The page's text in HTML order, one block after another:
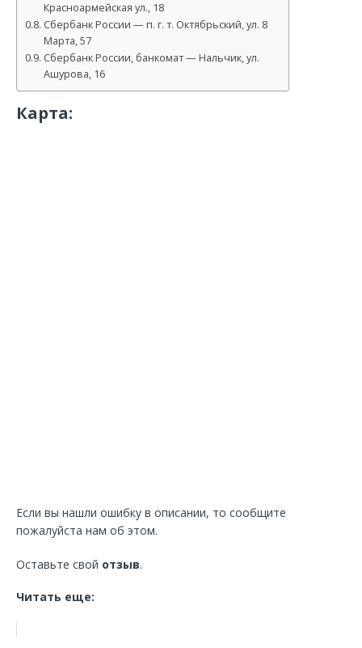
Красноармейская ул., 18
Сбербанк России — п. г. т. Октябрьский, ул. 8
Марта, 57
Сбербанк России, банкомат — Нальчик, ул.
Ашурова, 16
Карта:
Если вы нашли ошибку в описании, то сообщите
пожалуйста нам об этом.
Оставьте свой отзыв.
Читать еще: